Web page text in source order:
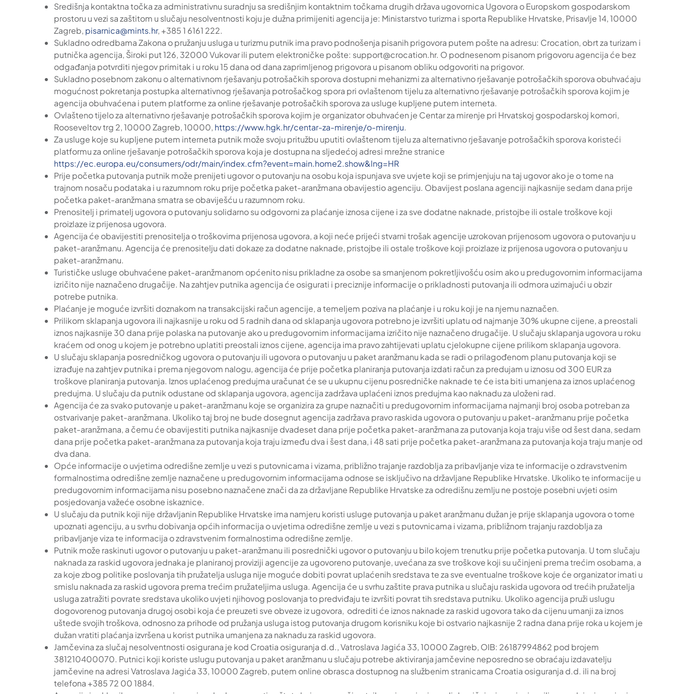
Središnja kontaktna točka za administrativnu suradnju sa središnjim kontaktnim točkama drugih država ugovornica Ugovora o Europskom gospodarskom
prostoru u vezi sa zaštitom u slučaju nesolventnosti koju je dužna primijeniti agencija je: Ministarstvo turizma i sporta Republike Hrvatske, Prisavlje 14, 10000
Zagreb, pisarnica@mints.hr, +385 1 6161 222.
Sukladno odredbama Zakona o pružanju usluga u turizmu putnik ima pravo podnošenja pisanih prigovora putem pošte na adresu: Crocation, obrt za turizam i
putnička agencija, Široki put 126, 32000 Vukovar ili putem elektroničke pošte: support@crocation.hr. O podnesenom pisanom prigovoru agencija će bez
odgađanja potvrditi njegov primitak i u roku 15 dana od dana zaprimljenog prigovora u pisanom obliku odgovoriti na prigovor.
Sukladno posebnom zakonu o alternativnom rješavanju potrošačkih sporova dostupni mehanizmi za alternativno rješavanje potrošačkih sporova obuhvaćaju
mogućnost pokretanja postupka alternativnog rješavanja potrošačkog spora pri ovlaštenom tijelu za alternativno rješavanje potrošačkih sporova kojim je
agencija obuhvaćena i putem platforme za online rješavanje potrošačkih sporova za usluge kupljene putem interneta.
Ovlašteno tijelo za alternativno rješavanje potrošačkih sporova kojim je organizator obuhvaćen je Centar za mirenje pri Hrvatskoj gospodarskoj komori,
Rooseveltov trg 2, 10000 Zagreb, 10000, https://www.hgk.hr/centar-za-mirenje/o-mirenju.
Za usluge koje su kupljene putem interneta putnik može svoju pritužbu uputiti ovlaštenom tijelu za alternativno rješavanje potrošačkih sporova koristeći
platformu za online rješavanje potrošačkih sporova koja je dostupna na sljedećoj adresi mrežne stranice
https://ec.europa.eu/consumers/odr/main/index.cfm?event=main.home2.show&lng=HR
Prije početka putovanja putnik može prenijeti ugovor o putovanju na osobu koja ispunjava sve uvjete koji se primjenjuju na taj ugovor ako je o tome na
trajnom nosaču podataka i u razumnom roku prije početka paket-aranžmana obavijestio agenciju. Obavijest poslana agenciji najkasnije sedam dana prije
početka paket-aranžmana smatra se obaviješću u razumnom roku.
Prenositelj i primatelj ugovora o putovanju solidarno su odgovorni za plaćanje iznosa cijene i za sve dodatne naknade, pristojbe ili ostale troškove koji
proizlaze iz prijenosa ugovora.
Agencija će obavijestiti prenositelja o troškovima prijenosa ugovora, a koji neće prijeći stvarni trošak agencije uzrokovan prijenosom ugovora o putovanju u
paket-aranžmanu. Agencija će prenositelju dati dokaze za dodatne naknade, pristojbe ili ostale troškove koji proizlaze iz prijenosa ugovora o putovanju u
paket-aranžmanu.
Turističke usluge obuhvaćene paket-aranžmanom općenito nisu prikladne za osobe sa smanjenom pokretljivošću osim ako u predugovornim informacijama
izričito nije naznačeno drugačije. Na zahtjev putnika agencija će osigurati i preciznije informacije o prikladnosti putovanja ili odmora uzimajući u obzir
potrebe putnika.
Plaćanje je moguće izvršiti doznakom na transakcijski račun agencije, a temeljem poziva na plaćanje i u roku koji je na njemu naznačen.
Prilikom sklapanja ugovora ili najkasnije u roku od 5 radnih dana od sklapanja ugovora potrebno je izvršiti uplatu od najmanje 30% ukupne cijene, a preostali
iznos najkasnije 30 dana prije polaska na putovanje ako u predugovornim informacijama izričito nije naznačeno drugačije. U slučaju sklapanja ugovora u roku
kraćem od onog u kojem je potrebno uplatiti preostali iznos cijene, agencija ima pravo zahtijevati uplatu cjelokupne cijene prilikom sklapanja ugovora.
U slučaju sklapanja posredničkog ugovora o putovanju ili ugovora o putovanju u paket aranžmanu kada se radi o prilagođenom planu putovanja koji se
izrađuje na zahtjev putnika i prema njegovom nalogu, agencija će prije početka planiranja putovanja izdati račun za predujam u iznosu od 300 EUR za
troškove planiranja putovanja. Iznos uplaćenog predujma uračunat će se u ukupnu cijenu posredničke naknade te će ista biti umanjena za iznos uplaćenog
predujma. U slučaju da putnik odustane od sklapanja ugovora, agencija zadržava uplaćeni iznos predujma kao naknadu za uloženi rad.
Agencija će za svako putovanje u paket-aranžmanu koje se organizira za grupe naznačiti u predugovornim informacijama najmanji broj osoba potreban za
ostvarivanje paket-aranžmana. Ukoliko taj broj ne bude dosegnut agencija zadržava pravo raskida ugovora o putovanju u paket-aranžmanu prije početka
paket-aranžmana, a čemu će obavijestiti putnika najkasnije dvadeset dana prije početka paket-aranžmana za putovanja koja traju više od šest dana, sedam
dana prije početka paket-aranžmana za putovanja koja traju između dva i šest dana, i 48 sati prije početka paket-aranžmana za putovanja koja traju manje od
dva dana.
Opće informacije o uvjetima odredišne zemlje u vezi s putovnicama i vizama, približno trajanje razdoblja za pribavljanje viza te informacije o zdravstvenim
formalnostima odredišne zemlje naznačene u predugovornim informacijama odnose se isključivo na državljane Republike Hrvatske. Ukoliko te informacije u
predugovornim informacijama nisu posebno naznačene znači da za državljane Republike Hrvatske za odredišnu zemlju ne postoje posebni uvjeti osim
posjedovanja važeće osobne iskaznice.
U slučaju da putnik koji nije državljanin Republike Hrvatske ima namjeru koristi usluge putovanja u paket aranžmanu dužan je prije sklapanja ugovora o tome
upoznati agenciju, a u svrhu dobivanja općih informacija o uvjetima odredišne zemlje u vezi s putovnicama i vizama, približnom trajanju razdoblja za
pribavljanje viza te informacija o zdravstvenim formalnostima odredišne zemlje.
Putnik može raskinuti ugovor o putovanju u paket-aranžmanu ili posrednički ugovor o putovanju u bilo kojem trenutku prije početka putovanja. U tom slučaju
naknada za raskid ugovora jednaka je planiranoj proviziji agencije za ugovoreno putovanje, uvećana za sve troškove koji su učinjeni prema trećim osobama, a
za koje zbog politike poslovanja tih pružatelja usluga nije moguće dobiti povrat uplaćenih sredstava te za sve eventualne troškove koje će organizator imati u
smislu naknada za raskid ugovora prema trećim pružateljima usluga. Agencija će u svrhu zaštite prava putnika u slučaju raskida ugovora od trećih pružatelja
usluga zatražiti povrate sredstava ukoliko uvjeti njihovog poslovanja to predviđaju te izvršiti povrat tih sredstava putniku. Ukoliko agencija pruži uslugu
dogovorenog putovanja drugoj osobi koja će preuzeti sve obveze iz ugovora, odrediti će iznos naknade za raskid ugovora tako da cijenu umanji za iznos
uštede svojih troškova, odnosno za prihode od pružanja usluga istog putovanja drugom korisniku koje bi ostvario najkasnije 2 radna dana prije roka u kojem je
dužan vratiti plaćanja izvršena u korist putnika umanjena za naknadu za raskid ugovora.
Jamčevina za slučaj nesolventnosti osigurana je kod Croatia osiguranja d.d., Vatroslava Jagića 33, 10000 Zagreb, OIB: 26187994862 pod brojem
381210400070. Putnici koji koriste uslugu putovanja u paket aranžmanu u slučaju potrebe aktiviranja jamčevine neposredno se obraćaju izdavatelju
jamčevine na adresi Vatroslava Jagića 33, 10000 Zagreb, putem online obrasca dostupnog na službenim stranicama Croatia osiguranja d.d. ili na broj
telefona +385 72 00 1884.